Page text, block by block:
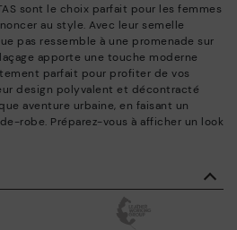
sont le choix parfait pour les femmes
au style. Avec leur semelle
pas ressemble à une promenade sur
apporte une touche moderne
parfait pour profiter de vos
design polyvalent et décontracté
aventure urbaine, en faisant un
robe. Préparez-vous à afficher un look